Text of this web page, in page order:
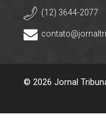
(12) 3644-2077
© 2026 Jornal